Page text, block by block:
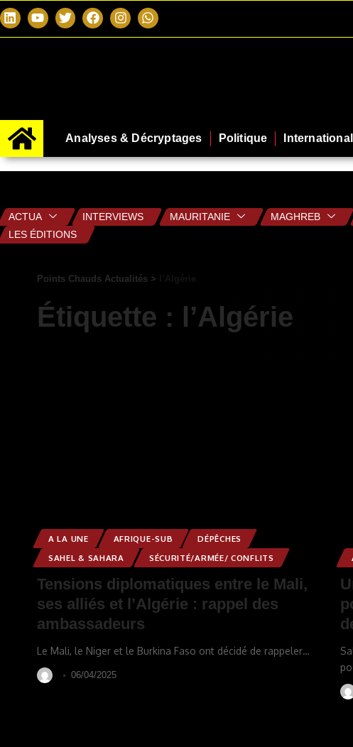
Analyses & Décryptages Politique International
ACTUA INTERVIEWS MAURITANIE MAGHREB
LES ÉDITIONS
Points Chauds Actualités >
Étiquette : l’Algérie
A LA UNE AFRIQUE-SUB
DÉPÊCHES
SAHEL & SAHARA
SÉCURITÉ/ARMÉE/ CONFLITS
Tensions diplomatiques entre le Mali,
ses alliés et l’Algérie : rappel des
ambassadeurs
Le Mali, le Niger et le Burkina Faso ont décidé de rappeler…
06/04/2025